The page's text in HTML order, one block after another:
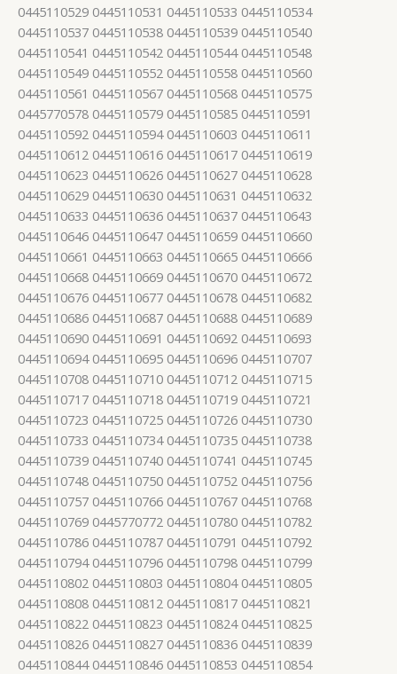
0445110529 0445110531 0445110533 0445110534
0445110537 0445110538 0445110539 0445110540
0445110541 0445110542 0445110544 0445110548
0445110549 0445110552 0445110558 0445110560
0445110561 0445110567 0445110568 0445110575
0445770578 0445110579 0445110585 0445110591
0445110592 0445110594 0445110603 0445110611
0445110612 0445110616 0445110617 0445110619
0445110623 0445110626 0445110627 0445110628
0445110629 0445110630 0445110631 0445110632
0445110633 0445110636 0445110637 0445110643
0445110646 0445110647 0445110659 0445110660
0445110661 0445110663 0445110665 0445110666
0445110668 0445110669 0445110670 0445110672
0445110676 0445110677 0445110678 0445110682
0445110686 0445110687 0445110688 0445110689
0445110690 0445110691 0445110692 0445110693
0445110694 0445110695 0445110696 0445110707
0445110708 0445110710 0445110712 0445110715
0445110717 0445110718 0445110719 0445110721
0445110723 0445110725 0445110726 0445110730
0445110733 0445110734 0445110735 0445110738
0445110739 0445110740 0445110741 0445110745
0445110748 0445110750 0445110752 0445110756
0445110757 0445110766 0445110767 0445110768
0445110769 0445770772 0445110780 0445110782
0445110786 0445110787 0445110791 0445110792
0445110794 0445110796 0445110798 0445110799
0445110802 0445110803 0445110804 0445110805
0445110808 0445110812 0445110817 0445110821
0445110822 0445110823 0445110824 0445110825
0445110826 0445110827 0445110836 0445110839
0445110844 0445110846 0445110853 0445110854